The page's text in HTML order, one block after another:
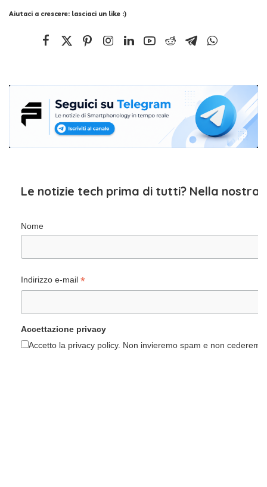
Aiutaci a crescere: lasciaci un like :)
Le notizie tech prima di tutti? Nella nostra
Nome
Indirizzo e-mail *
Accettazione privacy
Accetto la privacy policy. Non invieremo spam e non